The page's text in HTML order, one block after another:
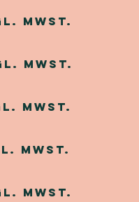
MwSt.
MwSt.
MwSt.
MwSt.
MwSt.